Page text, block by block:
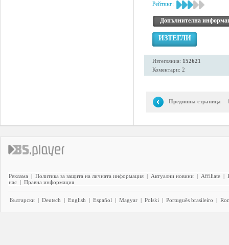
Рейтинг:
Допълнителна
ИЗТЕГЛИ
Изтегляния: 152621
Коментари: 2
Предишна страница
Реклама | Политика за защита на личната информация | Актуални новини | Affiliate |
нас | Правна информация
Български | Deutsch | English | Español | Magyar | Polski | Português brasileiro |